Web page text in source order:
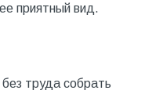
приятный вид.
труда собрать